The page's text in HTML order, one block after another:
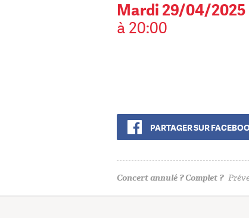
Mardi 29/04/2025
à 20:00
PARTAGER SUR
Concert annulé ? Complet ?